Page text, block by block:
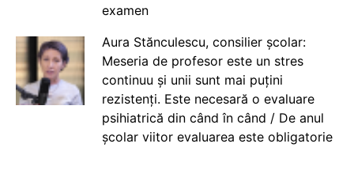
examen
Aura Stănculescu, consilier școlar:
Meseria de profesor este un stres
continuu și unii sunt mai puțini
rezistenți. Este necesară o evaluare
psihiatrică din când în când / De anul
școlar viitor evaluarea este obligatorie